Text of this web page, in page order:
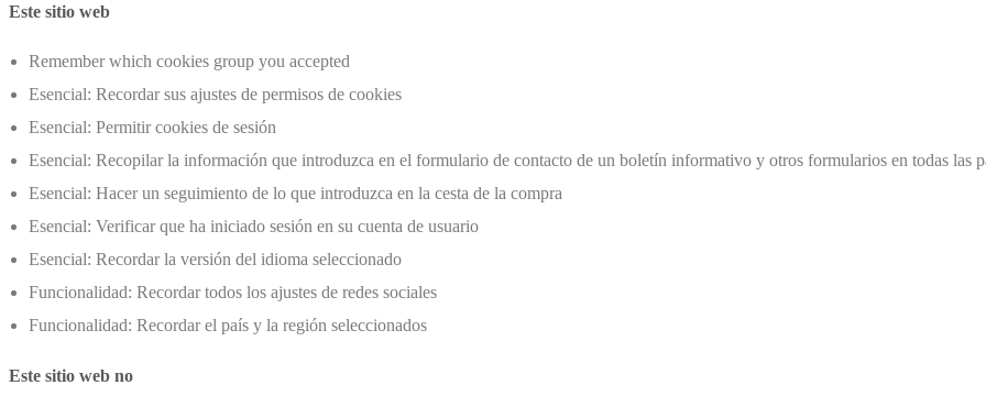
Este sitio web
Remember which cookies group you accepted
Esencial: Recordar sus ajustes de permisos de cookies
Esencial: Permitir cookies de sesión
Esencial: Recopilar la información que introduzca en el formulario de contacto de un boletín informativo y otros formularios en todas las
Esencial: Hacer un seguimiento de lo que introduzca en la cesta de la compra
Esencial: Verificar que ha iniciado sesión en su cuenta de usuario
Esencial: Recordar la versión del idioma seleccionado
Funcionalidad: Recordar todos los ajustes de redes sociales
Funcionalidad: Recordar el país y la región seleccionados
Este sitio web no